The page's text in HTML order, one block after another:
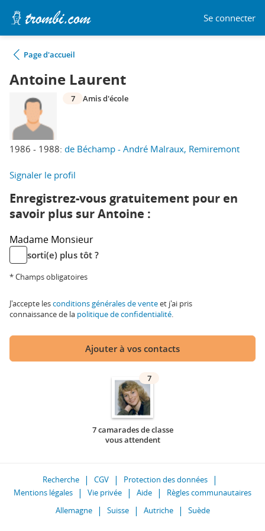
Se connecter
Page d'accueil
Antoine Laurent
1986 - 1988: de Béchamp - André Malraux, Remiremont
7 Amis d'école
Signaler le profil
Enregistrez-vous gratuitement pour en
savoir plus sur Antoine :
Madame Monsieur
sorti(e) plus tôt ?
* Champs obligatoires
J'accepte lesconditions générales de venteet j'ai pris
connaissance de la politique de confidentialité.
Ajouter à vos contacts
7
7 camarades de classe
vous attendent
Recherche CGV
Protection des données
Mentions légales
Vie privée Aide
Règles communautaires
Allemagne
Suisse Autriche Suède